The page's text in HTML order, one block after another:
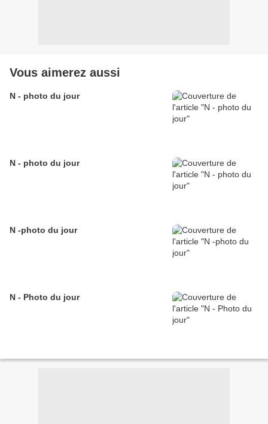
Vous aimerez aussi
N - photo du jour
N - photo du jour
N -photo du jour
N - Photo du jour